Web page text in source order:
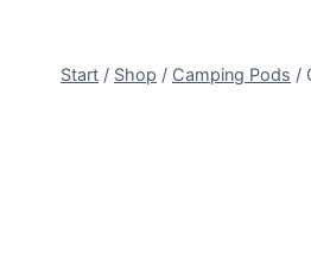
Start / Shop / Camping Pods /